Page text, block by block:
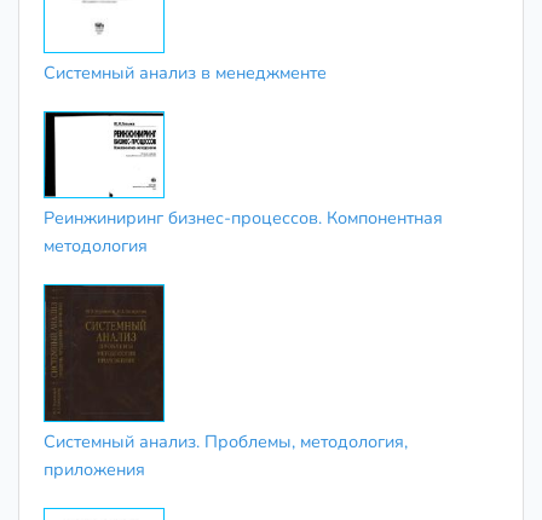
Системный анализ в менеджменте
Реинжиниринг бизнес-процессов. Компонентная
методология
Системный анализ. Проблемы, методология,
приложения